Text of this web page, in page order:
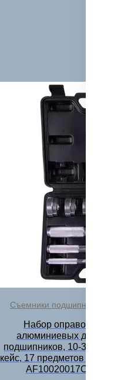
Съемники подшипников
Набор оправок
алюминиевых для
подшипников, 10-32 мм,
кейс, 17 предметов AFFIX
AF10020017C